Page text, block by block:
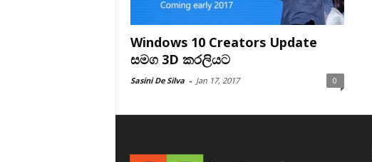
Windows 10 Creators Update
සමග 3D කරලියට
Sasini De Silva - Jan 17, 2017 0